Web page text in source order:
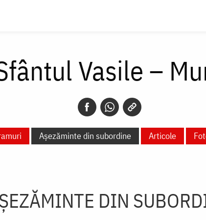
Vasile –
Așezăminte din subordine Articole
DIN